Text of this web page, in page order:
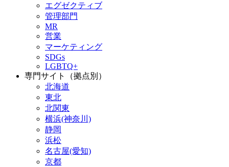
エグゼクティブ
管理部門
MR
営業
マーケティング
SDGs
LGBTQ+
専門サイト（拠点別）
北海道
東北
北関東
横浜(神奈川)
静岡
浜松
名古屋(愛知)
京都